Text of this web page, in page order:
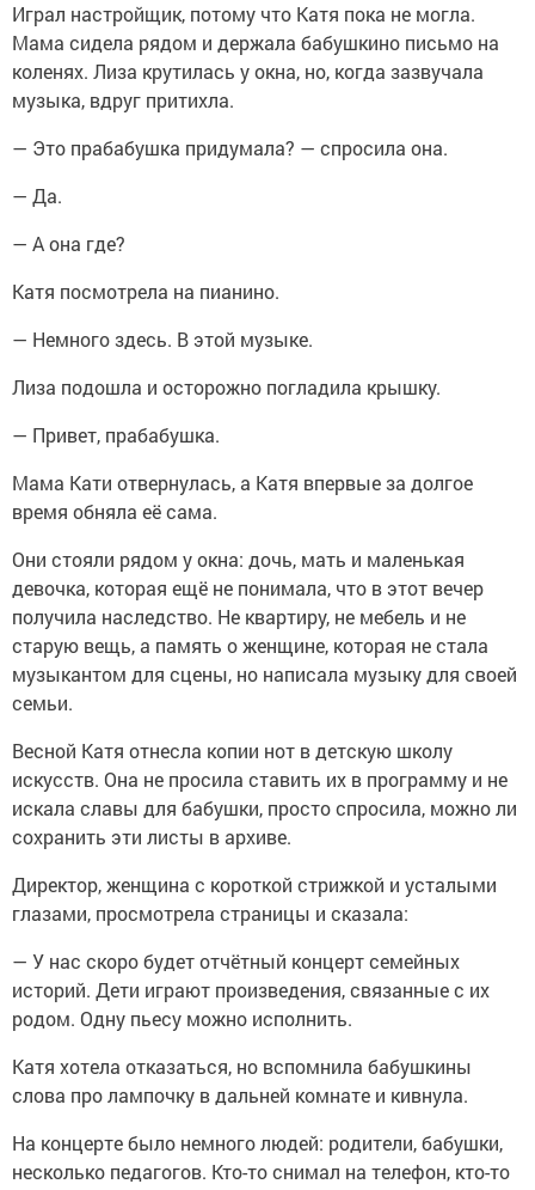
Играл настройщик, потому что Катя пока не могла.
Мама сидела рядом и держала бабушкино письмо на
коленях. Лиза крутилась у окна, но, когда зазвучала
музыка, вдруг притихла.
— Это прабабушка придумала? — спросила она.
— Да.
— А она где?
Катя посмотрела на пианино.
— Немного здесь. В этой музыке.
Лиза подошла и осторожно погладила крышку.
— Привет, прабабушка.
Мама Кати отвернулась, а Катя впервые за долгое
время обняла её сама.
Они стояли рядом у окна: дочь, мать и маленькая
девочка, которая ещё не понимала, что в этот вечер
получила наследство. Не квартиру, не мебель и не
старую вещь, а память о женщине, которая не стала
музыкантом для сцены, но написала музыку для своей
семьи.
Весной Катя отнесла копии нот в детскую школу
искусств. Она не просила ставить их в программу и не
искала славы для бабушки, просто спросила, можно ли
сохранить эти листы в архиве.
Директор, женщина с короткой стрижкой и усталыми
глазами, просмотрела страницы и сказала:
— У нас скоро будет отчётный концерт семейных
историй. Дети играют произведения, связанные с их
родом. Одну пьесу можно исполнить.
Катя хотела отказаться, но вспомнила бабушкины
слова про лампочку в дальней комнате и кивнула.
На концерте было немного людей: родители, бабушки,
несколько педагогов. Кто-то снимал на телефон, кто-то